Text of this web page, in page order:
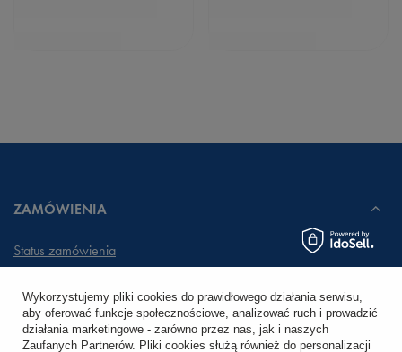
ZAMÓWIENIA
Status zamówienia
Chcę zareklamować produkt
Wykorzystujemy pliki cookies do prawidłowego działania serwisu,
aby oferować funkcje społecznościowe, analizować ruch i prowadzić
działania marketingowe - zarówno przez nas, jak i naszych
Zaufanych Partnerów. Pliki cookies służą również do personalizacji